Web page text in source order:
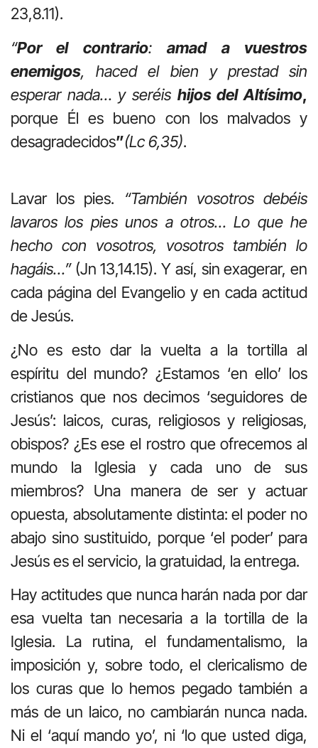
23,8.11).
“Por el contrario:amad a vuestros
enemigos, haced el bien y prestad sin
esperar nada… y seréis hijos del Altísimo,
porque Él es bueno con los malvados y
desagradecidos”(Lc 6,35).
Lavar los pies. “También vosotros debéis
lavaros los pies unos a otros… Lo que he
hecho con vosotros, vosotros también lo
hagáis…”(Jn 13,14.15). Y así, sin exagerar, en
cada página del Evangelio y en cada actitud
de Jesús.
¿No es esto dar la vuelta a la tortilla al
espíritu del mundo? ¿Estamos ‘en ello’ los
cristianos que nos decimos ‘seguidores de
Jesús’: laicos, curas, religiosos y religiosas,
obispos? ¿Es ese el rostro que ofrecemos al
mundo la Iglesia y cada uno de sus
miembros? Una manera de ser y actuar
opuesta, absolutamente distinta: el poder no
abajo sino sustituido, porque ‘el poder’ para
Jesús es el servicio, la gratuidad, la entrega.
Hay actitudes que nunca harán nada por dar
esa vuelta tan necesaria a la tortilla de la
Iglesia. La rutina, el fundamentalismo, la
imposición y, sobre todo, el clericalismo de
los curas que lo hemos pegado también a
más de un laico, no cambiarán nunca nada.
Ni el ‘aquí mando yo’, ni ‘lo que usted diga,